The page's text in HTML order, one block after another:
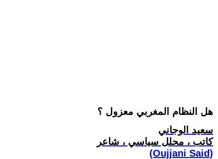
هل النظام المغربي معزول ؟
سعيد الوجاني
كاتب ، محلل سياسي ، شاعر
(Oujjani Said)